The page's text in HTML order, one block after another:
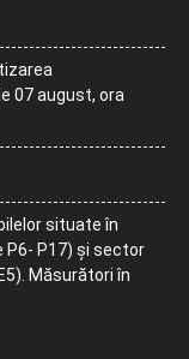
07 august, ora
situate în
P6- P17) și sector
Măsurători în